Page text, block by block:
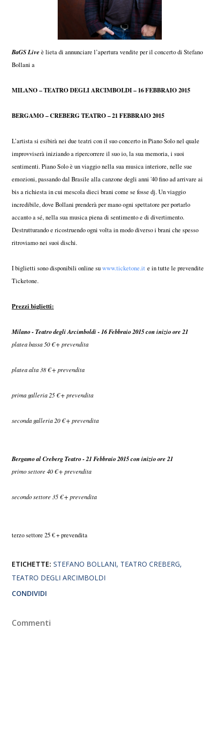
BaGS Live è lieta di annunciare l’apertura vendite per il concerto di Stefano
Bollani a
MILANO – TEATRO DEGLI ARCIMBOLDI – 16 FEBBRAIO 2015
BERGAMO – CREBERG TEATRO – 21 FEBBRAIO 2015
L’artista si esibirà nei due teatri con il suo concerto in Piano Solo nel quale
improvviserà iniziando a ripercorrere il suo io, la sua memoria, i suoi
sentimenti. Piano Solo è un viaggio nella sua musica interiore, nelle sue
emozioni, passando dal Brasile alla canzone degli anni '40 fino ad arrivare ai
bis a richiesta in cui mescola dieci brani come se fosse dj. Un viaggio
incredibile, dove Bollani prenderà per mano ogni spettatore per portarlo
accanto a sé, nella sua musica piena di sentimento e di divertimento.
Destrutturando e ricostruendo ogni volta in modo diverso i brani che spesso
ritroviamo nei suoi dischi.
I biglietti sono disponibili online suwww.ticketone.it e in tutte le prevendite
Ticketone.
Prezzi biglietti:
Milano - Teatro degli Arcimboldi - 16 Febbraio 2015 con inizio ore 21
platea bassa 50 € + prevendita
platea alta 38 € + prevendita
prima galleria 25 € + prevendita
seconda galleria 20 € + prevendita
Bergamo al Creberg Teatro - 21 Febbraio 2015 con inizio ore 21
primo settore 40 € + prevendita
secondo settore 35 € + prevendita
terzo settore 25 € + prevendita
ETICHETTE: STEFANO BOLLANI TEATRO CREBERG
TEATRO DEGLI ARCIMBOLDI
CONDIVIDI
Commenti